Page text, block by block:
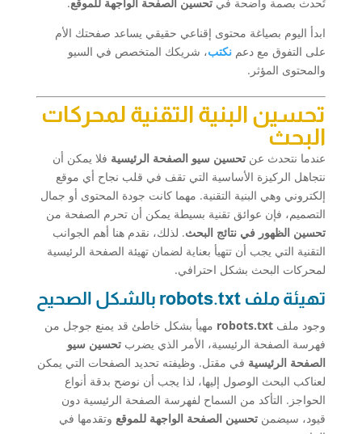
ابدأ اليوم بصياغة محتوى إقناعي حقيقي يساعد صفحتك الأم
على التفوق مع دعم نكتب، شريكك المتخصص في السيو
والمحتوى المؤثر.
تحسين البنية التقنية لمحركات
البحث
عندما نتحدث عن تحسين سيو الصفحة الرئيسية فلا يمكن أن
نتجاهل الركيزة الأساسية التي تقف في قلب نجاح أي موقع
إلكتروني وهي البنية التقنية. مهما كانت جودة المحتوى أو جمال
التصميم، فإن عوائق تقنية بسيطة يمكن أن تحرم الصفحة من
تحسين الظهور في نتائج البحث. لذلك، نقدم هنا أهم الجوانب
التقنية التي يجب أن تتهيأ بعناية لضمان تهيئة الصفحة الرئيسية
لمحركات البحث بشكل احترافي.
تهيئة ملف robots.txt بالشكل الصحيح
وجود ملف robots.txt مهيأ بشكل خاطئ قد يمنع جوجل من
فهرسة الصفحة الرئيسية، الأمر الذي يضرب تحسين سيو
الصفحة الرئيسية في مقتل. وظيفته تحديد الصفحات التي يمكن
لعناكب البحث الوصول إليها، لذا يجب أن نوضح بدقة أنواع
الحواجز. التأكد من السماح لفهرسة الصفحة الرئيسية دون
قيود، سيضمن تحسين الصفحة الواجهة للموقعوتقدمها في